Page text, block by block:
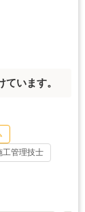
います。
工管理技士